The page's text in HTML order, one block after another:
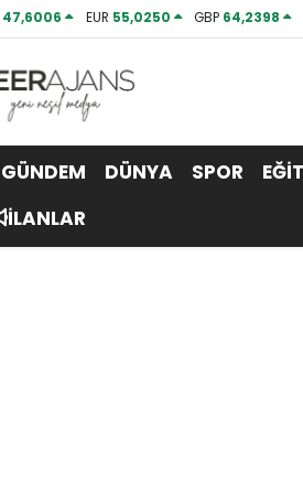
47,6006 EUR 55,0250 GBP 64,2398
GÜNDEM DÜNYA SPOR
İLANLAR